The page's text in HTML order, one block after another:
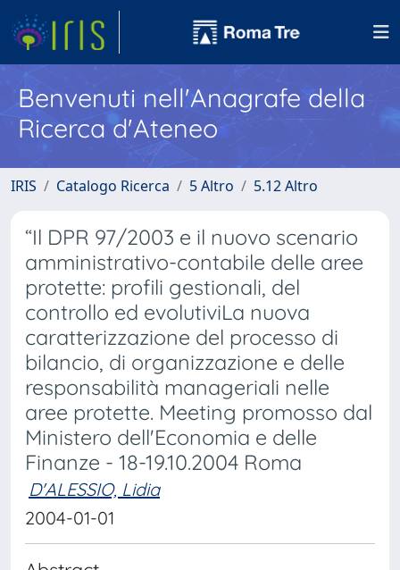
Benvenuti nell'Anagrafe della
Ricerca d'Ateneo
IRIS Catalogo Ricerca 5 Altro 5.12 Altro
“Il DPR 97/2003 e il nuovo scenario
amministrativo-contabile delle aree
protette: profili gestionali, del
controllo ed evolutiviLa nuova
caratterizzazione del processo di
bilancio, di organizzazione e delle
responsabilità manageriali nelle
aree protette. Meeting promosso dal
Ministero dell'Economia e delle
Finanze - 18-19.10.2004 Roma
D'ALESSIO, Lidia
2004-01-01